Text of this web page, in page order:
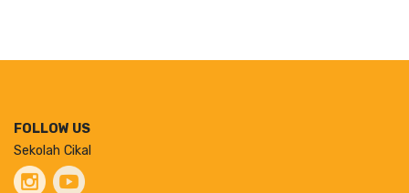
FOLLOW US
Sekolah Cikal